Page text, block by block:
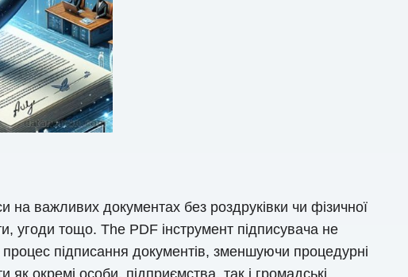
на важливих документах без роздруківки чи фізичної
угоди тощо. The PDF інструмент підписувача не
підписання документів, зменшуючи процедурні